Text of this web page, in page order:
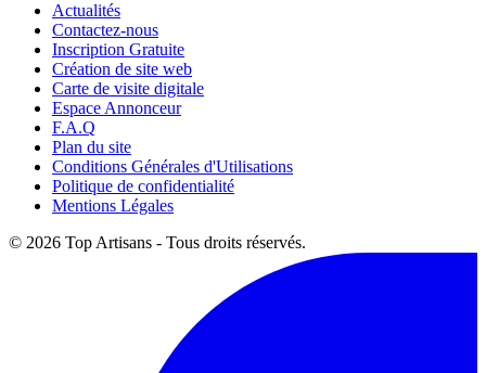
Actualités
Contactez-nous
Inscription Gratuite
Création de site web
Carte de visite digitale
Espace Annonceur
F.A.Q
Plan du site
Conditions Générales d'Utilisations
Politique de confidentialité
Mentions Légales
© 2026 Top Artisans - Tous droits réservés.